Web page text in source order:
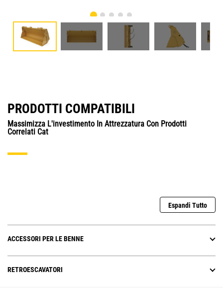
PRODOTTI COMPATIBILI
Massimizza L'investimento In Attrezzatura Con Prodotti
Correlati Cat
Espandi Tutto
ACCESSORI PER LE BENNE
RETROESCAVATORI